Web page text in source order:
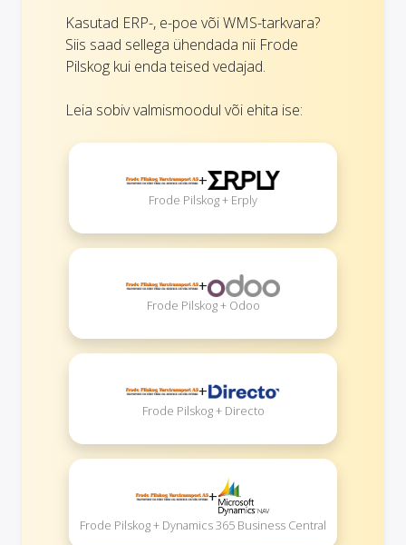
Kasutad ERP-, e-poe või WMS-tarkvara?
Siis saad sellega ühendada nii Frode
Pilskog kui enda teised vedajad.
Leia sobiv valmismoodul või ehita ise:
+
Frode Pilskog + Erply
+
Frode Pilskog + Odoo
+
Frode Pilskog + Directo
+
Frode Pilskog + Dynamics 365 Business Central